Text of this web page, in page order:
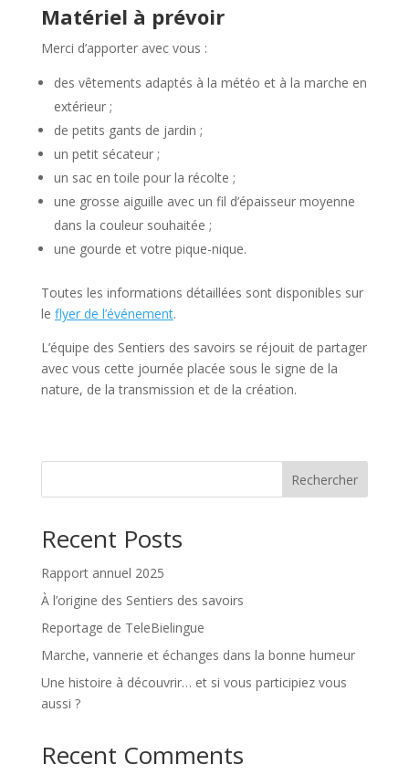
Matériel à prévoir
Merci d’apporter avec vous :
des vêtements adaptés à la météo et à la marche en
extérieur ;
de petits gants de jardin ;
un petit sécateur ;
un sac en toile pour la récolte ;
une grosse aiguille avec un fil d’épaisseur moyenne
dans la couleur souhaitée ;
une gourde et votre pique-nique.
Toutes les informations détaillées sont disponibles sur
le flyer de l’événement.
L’équipe des Sentiers des savoirs se réjouit de partager
avec vous cette journée placée sous le signe de la
nature, de la transmission et de la création.
Rechercher
Recent Posts
Rapport annuel 2025
À l’origine des Sentiers des savoirs
Reportage de TeleBielingue
Marche, vannerie et échanges dans la bonne humeur
Une histoire à découvrir… et si vous participiez vous
aussi ?
Recent Comments